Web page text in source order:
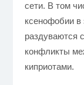
сети. В том
ксенофобии в
раздуваются
конфликты
киприотами.